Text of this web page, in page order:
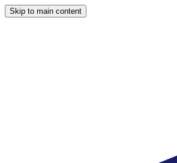
Skip to main content